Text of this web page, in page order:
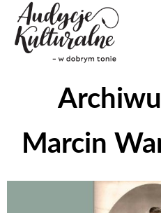
Marcin